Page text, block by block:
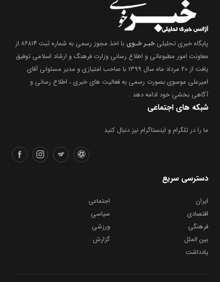
پایگاه خبری تحلیلی خبـر خـوی
با اخذ مجوز رسمی به شماره ثبت ۸۶۸۱۴ از
معاونت امور مطبوعاتی و اطلاع رسانی وزارت فرهنگ و ارشاد اسلامی توفیق
یافت از ۲۰ مرداد ماه سال ۱۳۹۹ با صاحب امتیازی و مدیر مسئولی آقای
امیرعلی موسوی بصورت رسمی به فعالیت های خبری ، اطلاع رسانی و
آگاهی بخشیِ خود ادامه دهد .
شبکه های اجتماعی
ما را در تلگرام و اینستاگرام نیز دنبال کنید
دسترسی سریع
ایران
اجتماعی
اقتصادی
سیاسی
فرهنگی
ورزشی
بین الملل
گزارش
یادداشت